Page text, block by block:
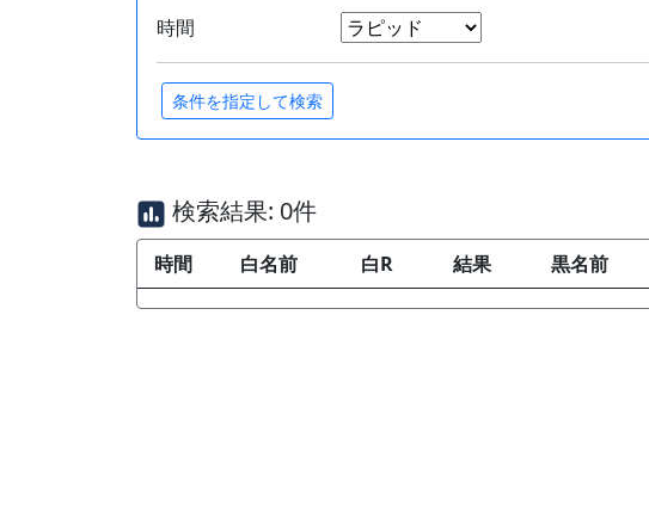
時間
検索結果: 0件
時間 白名前 白R 結果 黒名前